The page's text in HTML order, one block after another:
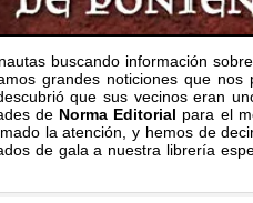
buscando información
grandes noticiones que
que sus vecinos eran
de Norma Editorial para el
la atención, y hemos de
de gala a nuestra librería